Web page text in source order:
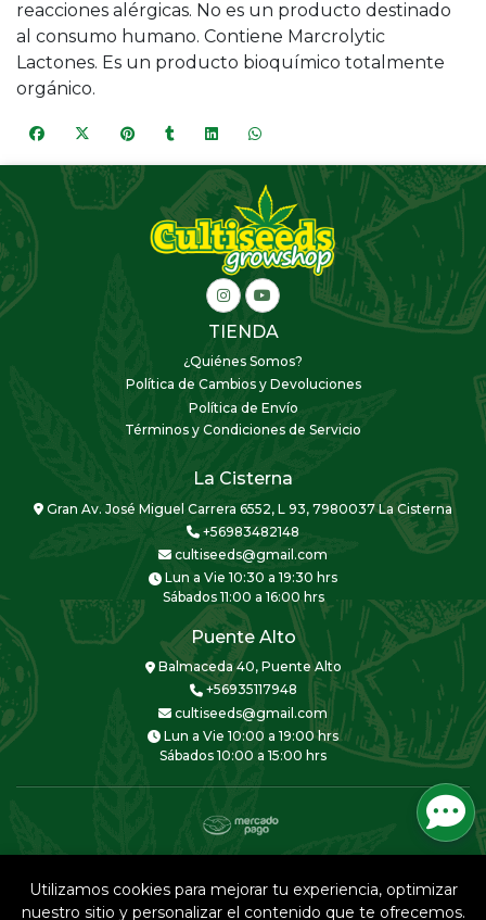
reacciones alérgicas. No es un producto destinado
al consumo humano. Contiene Marcrolytic
Lactones. Es un producto bioquímico totalmente
orgánico.
TIENDA
¿Quiénes Somos?
Política de Cambios y Devoluciones
Política de Envío
Términos y Condiciones de Servicio
La Cisterna
Gran Av. José Miguel Carrera 6552, L 93, 7980037 La Cisterna
+56983482148
cultiseeds@gmail.com
Lun a Vie 10:30 a 19:30 hrs
Sábados 11:00 a 16:00 hrs
Puente Alto
Balmaceda 40, Puente Alto
+56935117948
cultiseeds@gmail.com
Lun a Vie 10:00 a 19:00 hrs
Sábados 10:00 a 15:00 hrs
Creado porBsale
Utilizamos cookies para mejorar tu experiencia, optimizar
nuestro sitio y personalizar el contenido que te ofrecemos.